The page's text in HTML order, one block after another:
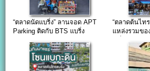
“ตลาดนัดแบริ่ง” ลานจอด APT
Parking ติดกับ BTS แบริ่ง
“ตลาดต้นไท
แหล่งรวมข